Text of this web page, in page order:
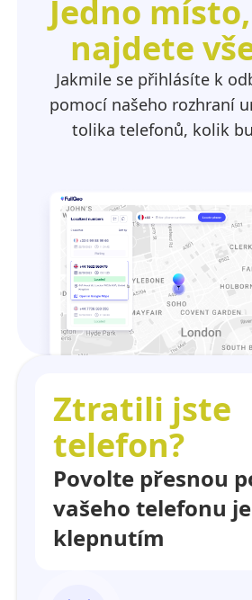
Jedno
najdete
Jakmile se přihlásíte k
pomocí našeho rozhraní
tolika telefonů, kolik
Ztratili jste
telefon?
Povolte přesnou
vašeho telefonu
klepnutím